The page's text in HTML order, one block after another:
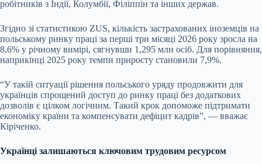
робітників з Індії, Колумбії, Філіппін та інших держав.
Згідно зі статистикою ZUS, кількість застрахованих іноземців на
польському ринку праці за перші три місяці 2026 року зросла на
8,6% у річному вимірі, сягнувши 1,295 млн осіб. Для порівняння,
наприкінці 2025 року темпи приросту становили 7,9%.
“У такій ситуації рішення польського уряду продовжити для
українців спрощений доступ до ринку праці без додаткових
дозволів є цілком логічним. Такий крок допоможе підтримати
економіку країни та компенсувати дефіцит кадрів”, — вважає
Кіріченко.
Українці залишаються ключовим трудовим ресурсом